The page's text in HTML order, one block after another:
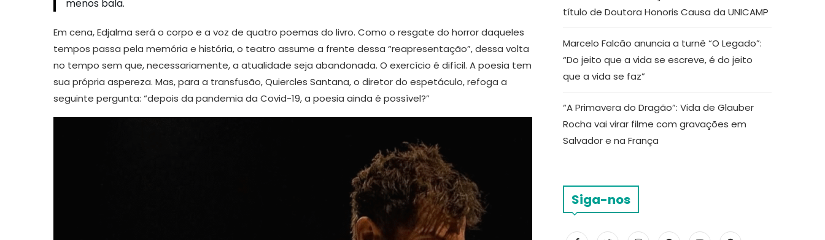
menos bala.
Em cena, Edjalma será o corpo e a voz de quatro poemas do livro. Como o resgate do horror daqueles
tempos passa pela memória e história, o teatro assume a frente dessa “reapresentação”, dessa volta
no tempo sem que, necessariamente, a atualidade seja abandonada. O exercício é difícil. A poesia tem
sua própria aspereza. Mas, para a transfusão, Quiercles Santana, o diretor do espetáculo, refoga a
seguinte pergunta: “depois da pandemia da Covid-19, a poesia ainda é possível?”
título de Doutora Honoris Causa da UNICAMP
Marcelo Falcão anuncia a turnê “O Legado”:
“Do jeito que a vida se escreve, é do jeito
que a vida se faz”
“A Primavera do Dragão”: Vida de Glauber
Rocha vai virar filme com gravações em
Salvador e na França
Siga-nos